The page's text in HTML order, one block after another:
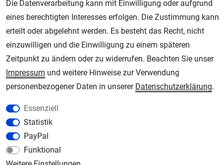
Unsere weiteren Shops:
Schmincke-City.de
Schmincke Künstlerfarben das Gesamtsortiment
Schneideplotter, Transferpressen, Siebdruck und Plotterfolien
Modellbau-City.com
Military + Tabletop Plastikmodelle und Modellbau Farben - Bringen Sie Farbe ins
Spiel.
Die Datenverarbeitung kann mit Einwilligung oder aufgrund
eines berechtigten Interesses erfolgen. Die Zustimmung kann
erteilt oder abgelehnt werden. Es besteht das Recht, nicht
einzuwilligen und die Einwilligung zu einem späteren
Zeitpunkt zu ändern oder zu widerrufen. Beachten Sie unser
Impressum und weitere Hinweise zur Verwendung
personenbezogener Daten in unserer Daten­schutz­erklärung.
Essenziell
Statistik
PayPal
Funktional